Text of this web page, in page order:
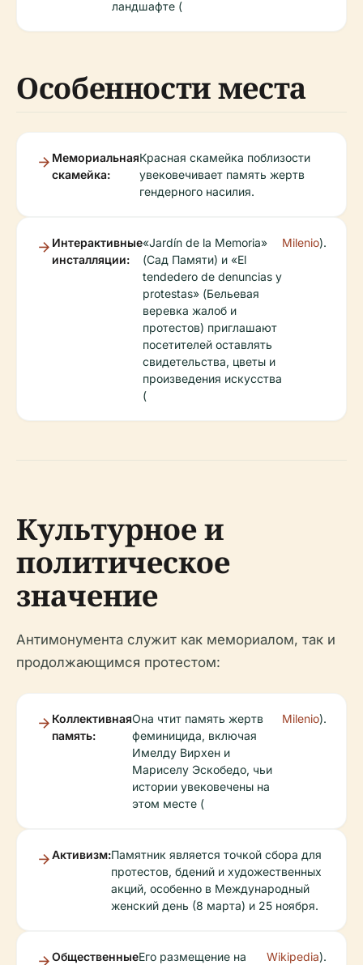
ландшафте (
Особенности места
Мемориальная
скамейка:
Красная скамейка поблизости
увековечивает память жертв
гендерного насилия.
Интерактивные
инсталляции:
«Jardín de la Memoria»
(Сад Памяти) и «El
tendedero de denuncias y
protestas» (Бельевая
веревка жалоб и
протестов) приглашают
посетителей оставлять
свидетельства, цветы и
произведения искусства
(
Milenio).
Культурное и
политическое
значение
Антимонумента служит как мемориалом, так и
продолжающимся протестом:
Коллективная
память:
Она чтит память жертв
феминицида, включая
Имелду Вирхен и
Мариселу Эскобедо, чьи
истории увековечены на
этом месте (
Milenio).
Активизм:Памятник является точкой сбора для
протестов, бдений и художественных
акций, особенно в Международный
женский день (8 марта) и 25 ноября.
ОбщественныеЕго размещение на
Wikipedia).